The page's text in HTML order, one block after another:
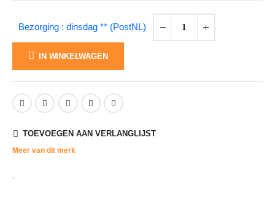
Bezorging : dinsdag ** (PostNL)
IN WINKELWAGEN
TOEVOEGEN AAN VERLANGLIJST
Meer van dit merk